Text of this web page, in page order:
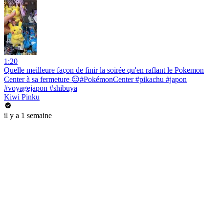
1:20
Quelle meilleure façon de finir la soirée qu'en raflant le Pokemon
Center à sa fermeture 😌#PokémonCenter #pikachu #japon
#voyagejapon #shibuya
Kiwi Pinku
il y a 1 semaine